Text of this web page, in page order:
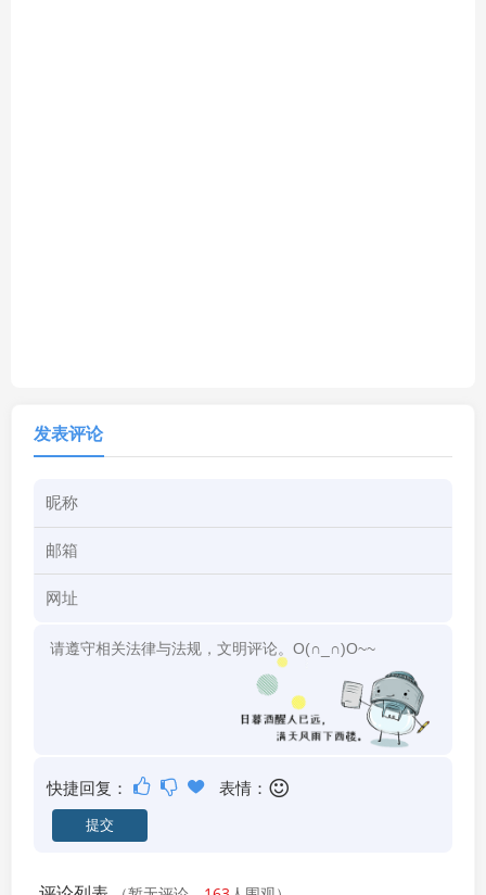
发表评论
快捷回复： 表情：